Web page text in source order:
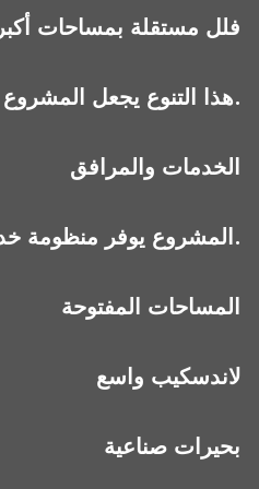
فلل مستقلة بمساحات أكبر
هذا التنوع يجعل المشروع مناسبًا لمن يبحث عن فيلا في مجتمع هادئ أو شقة فاخرة بإطلالة مفتوحة.
الخدمات والمرافق
المشروع يوفر منظومة خدمات متكاملة، لكن بحجم متوازن يتناسب مع عدد الوحدات.
المساحات المفتوحة
لاندسكيب واسع
بحيرات صناعية